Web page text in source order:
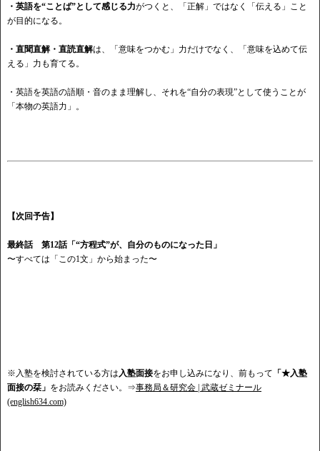
・英語を“ことば”として感じる力がつくと、「正解」ではなく「伝える」こと
が目的になる。
・直聞直解・直読直解は、「意味をつかむ」力だけでなく、「意味を込めて伝
える」力も育てる。
・英語を英語の語順・音のまま理解し、それを“自分の表現”として使うことが
「本物の英語力」。
【次回予告】
最終話 第12話「“方程式”が、自分のものになった日」
〜すべては「この1文」から始まった〜
※入塾を検討されている方は入塾面接をお申し込みになり、前もって 「★入塾
面接の栞」 をお読みください。⇒事務局＆研究会 | 武蔵ゼミナール
(english634.com)